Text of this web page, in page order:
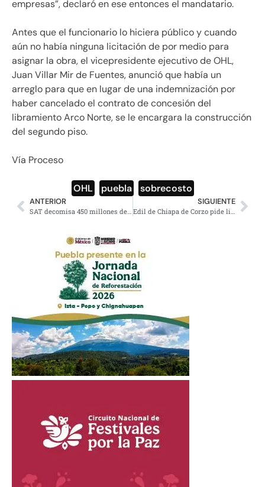
empresas”, declaró en ese entonces el mandatario.
Antes que el funcionario lo hiciera público y cuando
aún no había ninguna licitación de por medio para
asignar la obra, el vicepresidente ejecutivo de OHL,
Juan Villar Mir de Fuentes, anunció que había un
arreglo para que en lugar de una indemnización por
haber cancelado el contrato de concesión del
libramiento Arco Norte, se le encargara la construcción
del segundo piso.
Vía Proceso
OHL puebla sobrecosto
ANTERIOR
SAT decomisa 450 millones de dólares en la Aduana de Toluca
SIGUIENTE
Edil de Chiapa de Corzo pide licencia; su hermano, involucrado en tráfico de migrantes